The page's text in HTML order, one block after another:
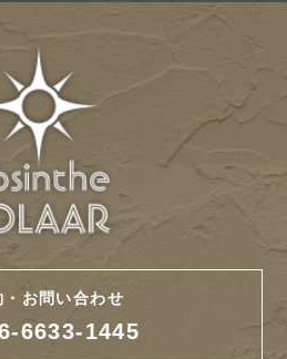
・お問い合わせ
6633-1445